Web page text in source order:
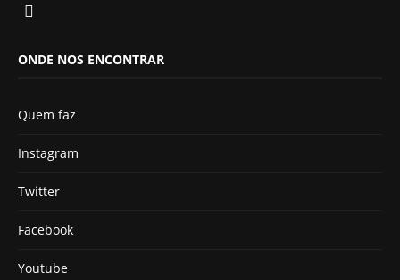
ONDE NOS ENCONTRAR
Quem faz
Instagram
Twitter
Facebook
Youtube